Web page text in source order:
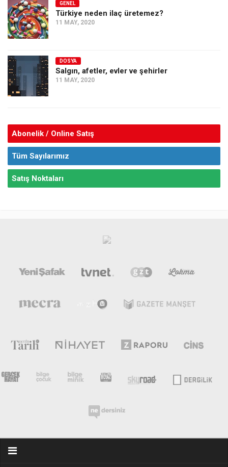
GENEL
Türkiye neden ilaç üretemez?
11 MAY, 2020
DOSYA
Salgın, afetler, evler ve şehirler
11 MAY, 2020
Abonelik / Online Satış
Tüm Sayılarımız
Satış Noktaları